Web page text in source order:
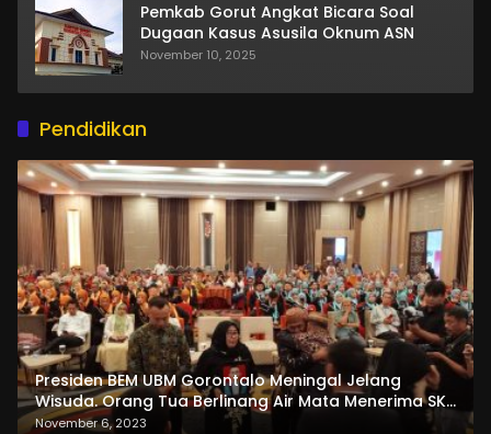
Pemkab Gorut Angkat Bicara Soal
Dugaan Kasus Asusila Oknum ASN
November 10, 2025
Pendidikan
Presiden BEM UBM Gorontalo Meningal Jelang
Wisuda. Orang Tua Berlinang Air Mata Menerima SKL
dan Pemasangan Salempang
November 6, 2023